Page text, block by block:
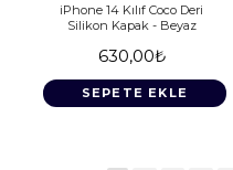
iPhone 14 Kılıf Coco Deri
Silikon Kapak - Beyaz
630,00₺
SEPETE EKLE